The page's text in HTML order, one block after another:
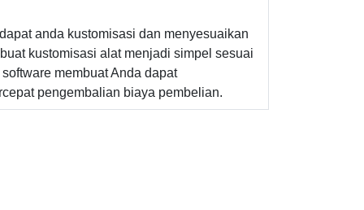
anda kustomisasi dan menyesuaikan
kustomisasi alat menjadi simpel sesuai
membuat Anda dapat
pengembalian biaya pembelian.